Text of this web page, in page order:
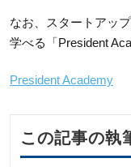
なお、スタートアッ
学べる
「President
President Academy
この記事の執